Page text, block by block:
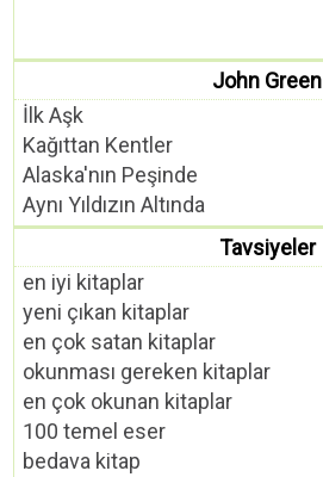
John Green
İlk Aşk
Kağıttan Kentler
Alaska'nın Peşinde
Aynı Yıldızın Altında
Tavsiyeler
en iyi kitaplar
yeni çıkan kitaplar
en çok satan kitaplar
okunması gereken kitaplar
en çok okunan kitaplar
100 temel eser
bedava kitap